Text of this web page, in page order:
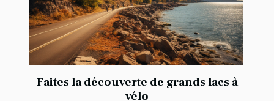
Faites la découverte de grands lacs à
vélo